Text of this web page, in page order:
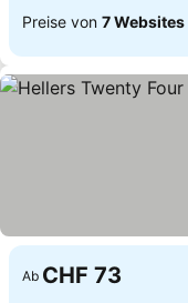
Preise von 7 Websites
Ab CHF 73